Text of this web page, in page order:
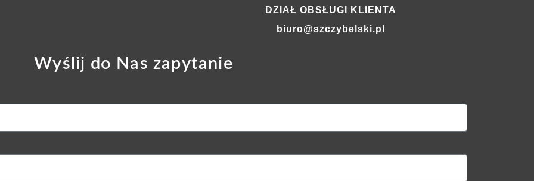
DZIAŁ OBSŁUGI KLIENTA
biuro@szczybelski.pl
Wyślij do Nas zapytanie